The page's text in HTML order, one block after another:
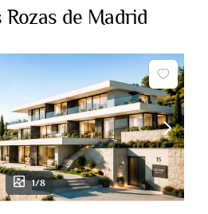
NOSOTROS
de Madrid
1/8